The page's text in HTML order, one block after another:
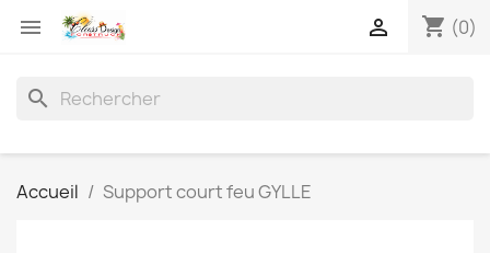
 shopping_cart (0)

search
Accueil Support court feu GYLLE